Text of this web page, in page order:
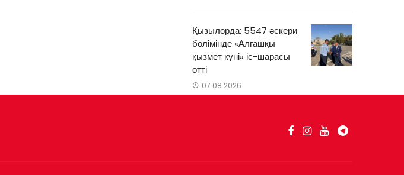
Қызылорда: 5547 әскери
бөлімінде «Алғашқы
қызмет күні» іс-шарасы
өтті
07.08.2026